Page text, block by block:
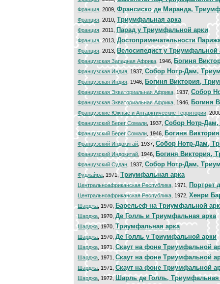
Франция , 2009, Франсиско де Миранда,
Франция , 2010, Триумфальная арка
Франция , 2011, Парад у Триумфальной арки
Франция, 2013, Достопримечательности
Франция , 2013, Велосипедист у Триумфальной
Французская Западная Африка , 1946, Богиня
Французская Индия , 1937, Собор Нотр-Дам,
Французская Индия , 1946, Богиня Виктория,
Французская Экваториальная Африка , 1937, Собор
Французская Экваториальная Африка , 1946, Богиня
Французские Южные и Антарктические Территории ,
Французский Берег Сомали , 1937, Собор Нотр-
Французский Берег Сомали , 1946, Богиня
Французский Индокитай , 1937, Собор Нотр-Дам,
Французский Индокитай , 1946, Богиня Виктория,
Французский Судан , 1937, Собор Нотр-Дам,
Фуджайра , 1971, Триумфальная арка
Центральноафриканская Республика , 1971, Портрет
Центральноафриканская Республика , 1972, Хенри
Шарджа , 1970, Барельеф на Триумфальной
Шарджа , 1970, Де Голль и Триумфальная арка
Шарджа , 1970, Триумфальная арка
Шарджа , 1970, Де Голль у Триумфальной арки
Шарджа , 1971, Скаут на фоне Триумфальной
Шарджа , 1971, Скаут на фоне Триумфальной
Шарджа , 1971, Скаут на фоне Триумфальной
Шарджа , 1972, Шарль де Голль, Триумфальная